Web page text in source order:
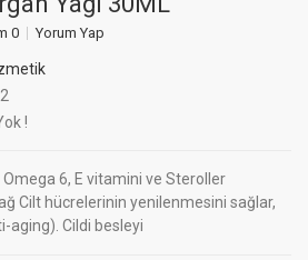
0 Yorum Yap
!
6, E vitamini ve Steroller
Cilt hücrelerinin yenilenmesini sağlar,
aging). Cildi besleyi